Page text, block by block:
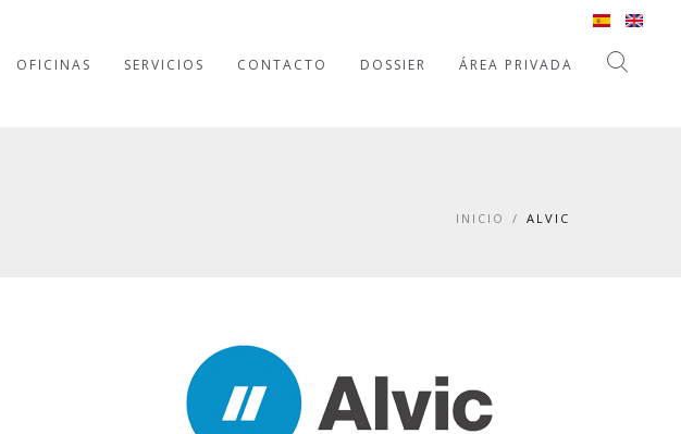
OFICINAS SERVICIOS CONTACTO DOSSIER ÁREA PRIVADA
INICIO / ALVIC